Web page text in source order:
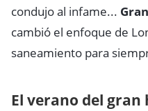
condujo al infame...
cambió el enfoque de
saneamiento para
El verano del gran